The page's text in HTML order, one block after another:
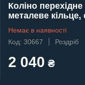
Коліно
металеве
Немає в наявності
Код: 30667
Роздріб
2 040 ₴